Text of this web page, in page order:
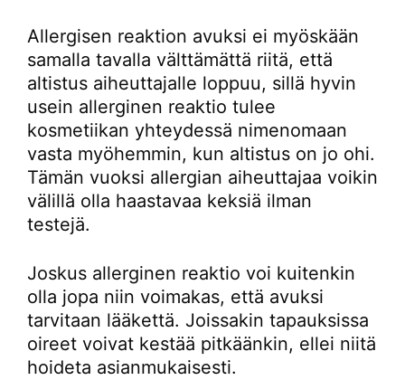
Allergisen reaktion avuksi ei myöskään
samalla tavalla välttämättä riitä, että
altistus aiheuttajalle loppuu, sillä hyvin
usein allerginen reaktio tulee
kosmetiikan yhteydessä nimenomaan
vasta myöhemmin, kun altistus on jo ohi.
Tämän vuoksi allergian aiheuttajaa voikin
välillä olla haastavaa keksiä ilman
testejä.
Joskus allerginen reaktio voi kuitenkin
olla jopa niin voimakas, että avuksi
tarvitaan lääkettä. Joissakin tapauksissa
oireet voivat kestää pitkäänkin, ellei niitä
hoideta asianmukaisesti.